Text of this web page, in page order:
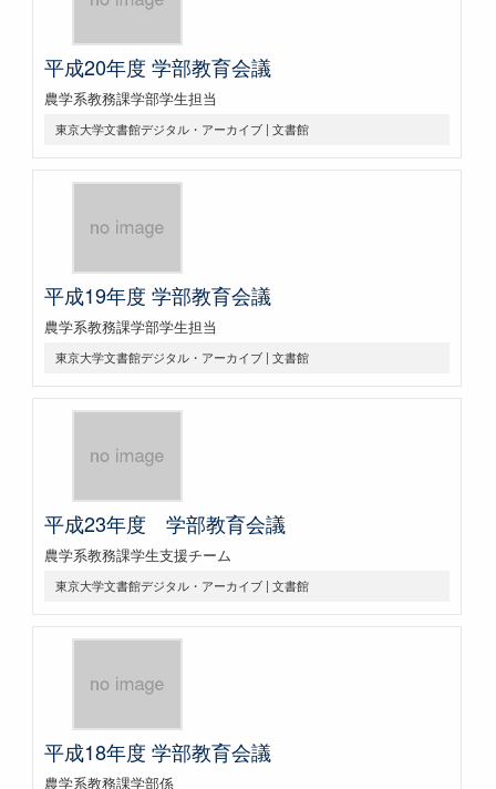
平成20年度 学部教育会議
農学系教務課学部学生担当
東京大学文書館デジタル・アーカイブ | 文書館
平成19年度 学部教育会議
農学系教務課学部学生担当
東京大学文書館デジタル・アーカイブ | 文書館
平成23年度 学部教育会議
農学系教務課学生支援チーム
東京大学文書館デジタル・アーカイブ | 文書館
平成18年度 学部教育会議
農学系教務課学部係